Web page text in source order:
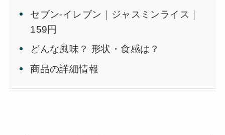
セブン-イレブン｜ジャスミンライス｜
159円
どんな風味？ 形状・食感は？
商品の詳細情報